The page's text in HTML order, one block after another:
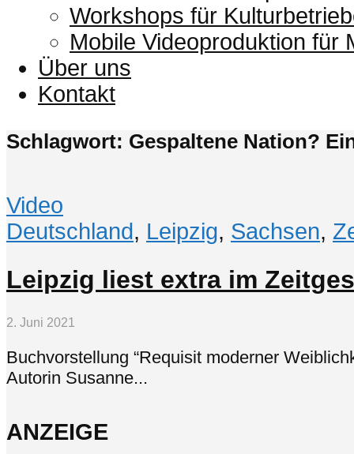
Workshops für
Mobile Videoproduktion für
Über uns
Kontakt
Schlagwort: Gespaltene Nation?
Video
Deutschland, Leipzig, Sachsen,
Leipzig liest extra im
2. Juni 2021
Buchvorstellung “Requisit moderner
Autorin Susanne...
ANZEIGE